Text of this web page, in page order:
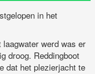
in het
werd was er
droog. Reddingboot
dat het plezierjacht te